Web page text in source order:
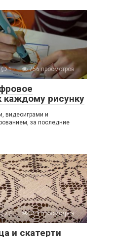
1 756 просмотров
каждому рисунку
видеоиграми и
за последние
0 899 просмотров
и скатерти